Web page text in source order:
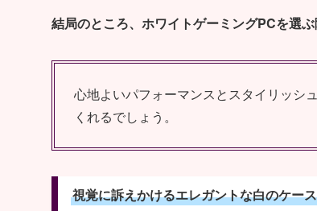
結局のところ、ホワイトゲーミングPCを選
心地よいパフォーマンスとスタイリッシ
くれるでしょう。
視覚に訴えかけるエレガントな白のケー